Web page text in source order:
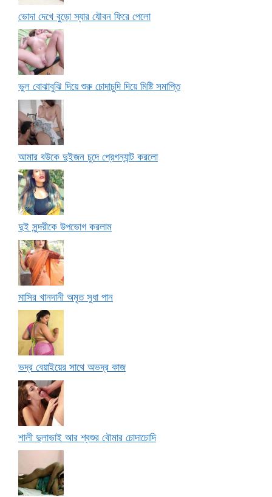
ভোদা দেখে বুড়ো স্যার যৌবন ফিরে পেলো
ভুল বোঝাবুঝি দিয়ে শুরু চোদাচুদি দিয়ে মিষ্টি সমাপ্তি
আমার বউকে দুইজন চুদে প্রেগন্যান্ট করলো
দুই সুন্দরীকে উপভোগ করলাম
মাসির খানদানী অমৃত সুধা পান
ভদ্র বেয়াইয়ের সাথে অভদ্র কাজ
শালী দুলাভাই আর শ্বশুর বৌমার চোদাচোদি